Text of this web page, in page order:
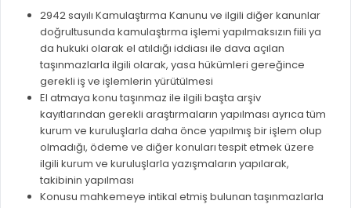
2942 sayılı Kamulaştırma Kanunu ve ilgili diğer kanunlar
doğrultusunda kamulaştırma işlemi yapılmaksızın fiili ya
da hukuki olarak el atıldığı iddiası ile dava açılan
taşınmazlarla ilgili olarak, yasa hükümleri gereğince
gerekli iş ve işlemlerin yürütülmesi
El atmaya konu taşınmaz ile ilgili başta arşiv
kayıtlarından gerekli araştırmaların yapılması ayrıca tüm
kurum ve kuruluşlarla daha önce yapılmış bir işlem olup
olmadığı, ödeme ve diğer konuları tespit etmek üzere
ilgili kurum ve kuruluşlarla yazışmaların yapılarak,
takibinin yapılması
Konusu mahkemeye intikal etmiş bulunan taşınmazlarla